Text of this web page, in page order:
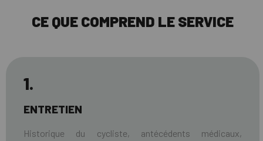
CE QUE COMPREND LE SERVICE
1.
ENTRETIEN
Historique du cycliste, antécédents médicaux,